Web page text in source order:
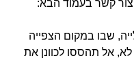
קשר בעמוד הבא:
שבו במקום הצפייה
אל תהססו לכוונן את